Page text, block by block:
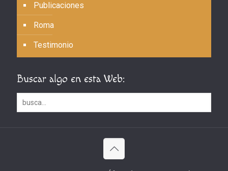
Publicaciones
Roma
Testimonio
Buscar algo en esta Web: